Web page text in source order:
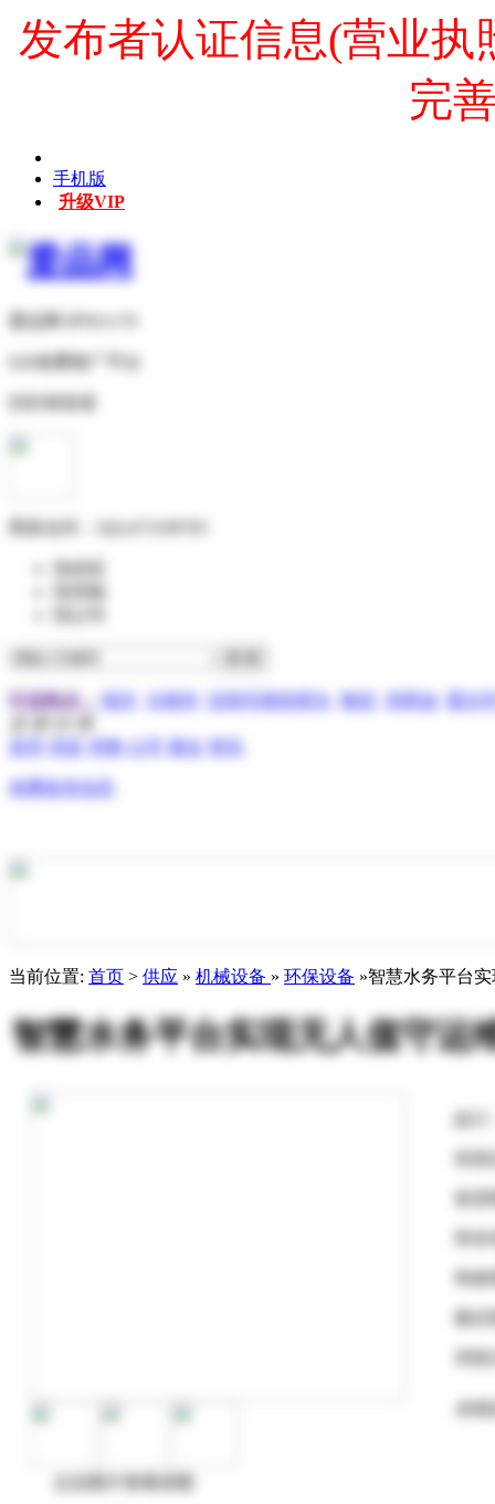
发布者认证信息(营业
完
手机版
升级VIP
行业热点： 报关 分散剂 压电写真机喷头 物流 润滑油
求购 展会
免费发布信息
当前位置: 首页 > 供应 » 机械设备 » 环保设备 »智慧水务平台
智慧水务平台实现无人值守运